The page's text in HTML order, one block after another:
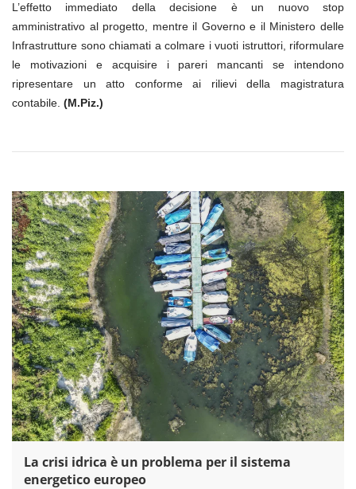
L’effetto immediato della decisione è un nuovo stop
amministrativo al progetto, mentre il Governo e il Ministero delle
Infrastrutture sono chiamati a colmare i vuoti istruttori, riformulare
le motivazioni e acquisire i pareri mancanti se intendono
ripresentare un atto conforme ai rilievi della magistratura
contabile. (M.Piz.)
La crisi idrica è un problema per il sistema
energetico europeo